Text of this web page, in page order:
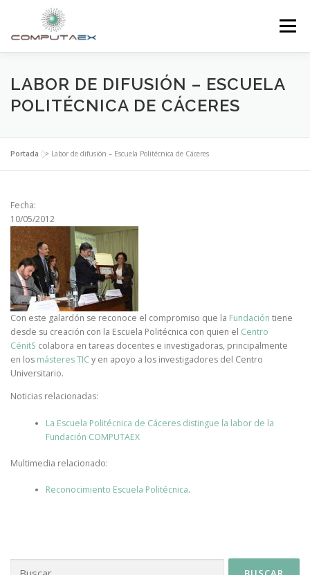
Menú
INICIO LA FUNDACIÓN EL CENTRO
LABOR DE DIFUSIÓN – ESCUELA
POLITÉCNICA DE CÁCERES
Portada >> Labor de difusión – Escuela Politécnica de Cáceres
Fecha:
10/05/2012
Con este galardón se reconoce el compromiso que la Fundación tiene
desde su creación con la Escuela Politécnica con quien el Centro
CénitS colabora en tareas docentes e investigadoras, principalmente
en los másteres TICy en apoyo a los investigadores del Centro
Universitario.
Noticias relacionadas:
La Escuela Politécnica de Cáceres distingue la labor de la
Fundación COMPUTAEX
Multimedia relacionado:
Reconocimiento Escuela Politécnica.